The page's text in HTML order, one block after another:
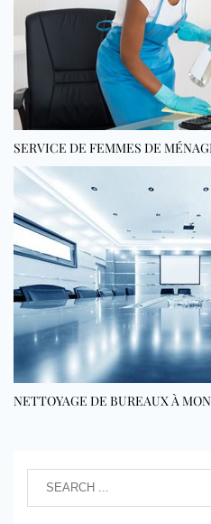
SERVICE DE FEMMES DE
NETTOYAGE DE BUREAUX À